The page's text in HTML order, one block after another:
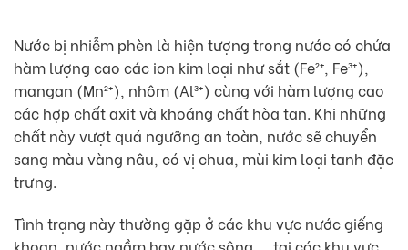
Nước bị nhiễm phèn là hiện tượng trong nước có chứa
hàm lượng cao các ion kim loại như sắt (Fe²⁺, Fe³⁺),
mangan (Mn²⁺), nhôm (Al³⁺) cùng với hàm lượng cao
các hợp chất axit và khoáng chất hòa tan. Khi những
chất này vượt quá ngưỡng an toàn, nước sẽ chuyển
sang màu vàng nâu, có vị chua, mùi kim loại tanh đặc
trưng.
Tình trạng này thường gặp ở các khu vực nước giếng